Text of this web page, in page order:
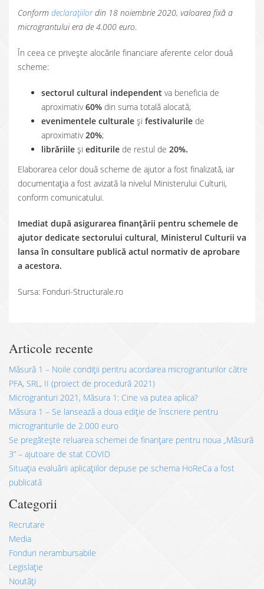
Conform declarațiilordin 18 noiembrie 2020, valoarea fixă a
micrograntului era de 4.000 euro.
În ceea ce privește alocările financiare aferente celor două
scheme:
sectorul cultural independent va beneficia de
aproximativ60% din suma totală alocată;
evenimentele culturale și festivalurile de
aproximativ20%;
librăriile și editurile de restul de 20%.
Elaborarea celor două scheme de ajutor a fost finalizată, iar
documentația a fost avizată la nivelul Ministerului Culturii,
conform comunicatului.
Imediat după asigurarea finanțării pentru schemele de
ajutor dedicate sectorului cultural, Ministerul Culturii va
lansa în consultare publică actul normativ de aprobare
a acestora.
Sursa: Fonduri-Structurale.ro
Articole recente
Măsură 1 – Noile condiții pentru acordarea microgranturilor către
PFA, SRL, II (proiect de procedură 2021)
Microgranturi 2021, Măsura 1: Cine va putea aplica?
Măsura 1 – Se lansează a doua ediție de înscriere pentru
microgranturile de 2.000 euro
Se pregătește reluarea schemei de finanțare pentru noua „Măsură
3” – ajutoare de stat COVID
Situația evaluării aplicațiilor depuse pe schema HoReCa a fost
publicată
Categorii
Recrutare
Media
Fonduri nerambursabile
Legislație
Noutăți